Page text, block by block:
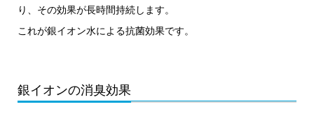
り、その効果が長時間持続します。
これが銀イオン水による抗菌効果です。
銀イオンの消臭効果